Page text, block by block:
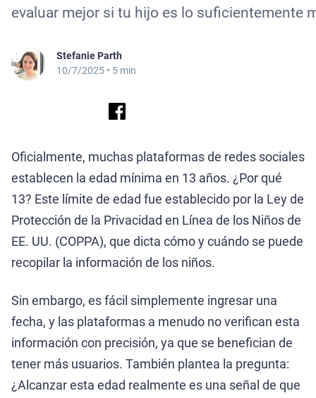
evaluar mejor si tu hijo es lo suficientemente
Stefanie Parth
10/7/2025 • 5 min
Oficialmente, muchas plataformas de redes sociales
establecen la edad mínima en 13 años. ¿Por qué
13? Este límite de edad fue establecido por la Ley de
Protección de la Privacidad en Línea de los Niños de
EE. UU. (COPPA), que dicta cómo y cuándo se puede
recopilar la información de los niños.
Sin embargo, es fácil simplemente ingresar una
fecha, y las plataformas a menudo no verifican esta
información con precisión, ya que se benefician de
tener más usuarios. También plantea la pregunta:
¿Alcanzar esta edad realmente es una señal de que